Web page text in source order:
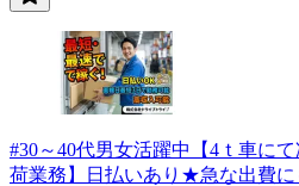
#30～40代男女活躍中【4ｔ車に
荷業務】日払いあり★急な出費